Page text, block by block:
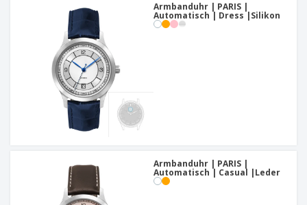
Armbanduhr | PARIS |
Automatisch | Dress |Silikon
Armbanduhr | PARIS |
Automatisch | Casual |Leder